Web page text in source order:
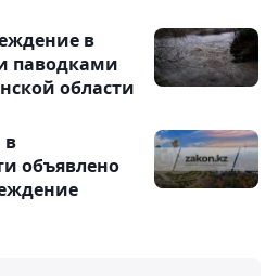
в
паводками
области
в
объявлено